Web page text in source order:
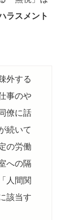
ラスメント
外する
事のや
僚に話
続いて
の労働
への隔
人間関
該当す